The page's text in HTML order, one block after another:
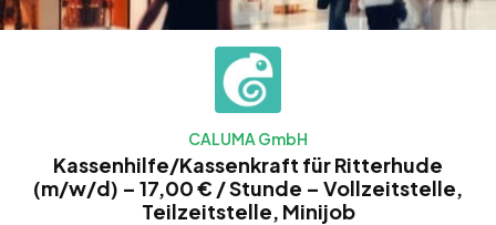
CALUMA GmbH
Kassenhilfe/Kassenkraft für Ritterhude
(m/w/d) – 17,00 € / Stunde – Vollzeitstelle,
Teilzeitstelle, Minijob